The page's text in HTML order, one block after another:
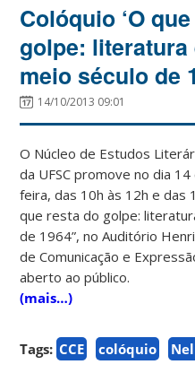
Colóquio ‘O
golpe: literatura
meio século de
14/10/2013 09:01
O Núcleo de Estudos
da UFSC promove no dia
feira, das 10h às 12h e das
que resta do golpe:
de 1964”, no Auditório
de Comunicação e
aberto ao público.
(mais…)
Tags: CCE colóquio